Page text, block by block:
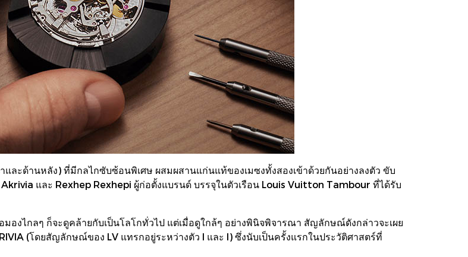
ละด้านหลัง) ที่มีกลไกซับซ้อนพิเศษ ผสมผสานแก่นแท้ของเมซงทั้งสองเข้าด้วยกันอย่างลงตัว ขับ
และ Rexhep Rexhepi ผู้ก่อตั้งแบรนด์ บรรจุในตัวเรือน Louis Vuitton Tambour ที่ได้รับ
องไกลๆ ก็จะดูคล้ายกับเป็นโลโกทั่วไป แต่เมื่อดูใกล้ๆ อย่างพินิจพิจารณา สัญลักษณ์ดังกล่าวจะเผย
(โดยสัญลักษณ์ของ LV แทรกอยู่ระหว่างตัว I และ I) ซึ่งนับเป็นครั้งแรกในประวัติศาสตร์ที่